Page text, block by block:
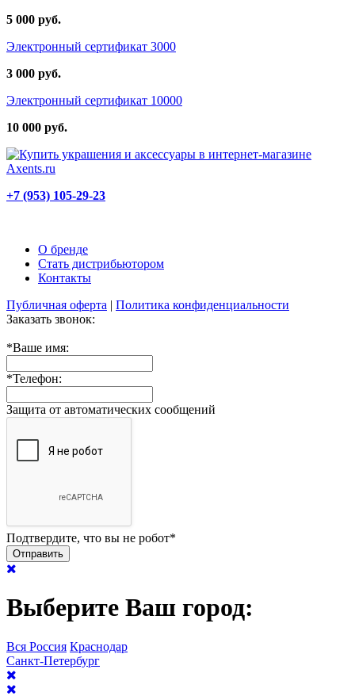
5 000 руб.
Электронный сертификат 3000
3 000 руб.
Электронный сертификат 10000
10 000 руб.
+7 (953) 105-29-23
О бренде
Стать дистрибьютором
Контакты
Публичная оферта | Политика конфиденциальности
Заказать звонок:
*Ваше имя:
*Телефон:
Защита от автоматических сообщений
Подтвердите, что вы не робот*
Выберите Ваш город:
Вся Россия Краснодар
Санкт-Петербург